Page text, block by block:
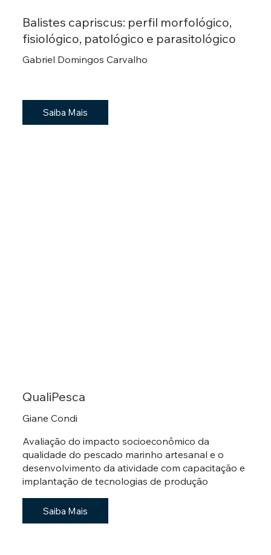
Balistes capriscus: perfil morfológico,
fisiológico, patológico e parasitológico
Gabriel Domingos Carvalho
Saiba Mais
QualiPesca
Giane Condi
Saiba Mais
Avaliação do impacto socioeconômico da
qualidade do pescado marinho artesanal e o
desenvolvimento da atividade com capacitação e
implantação de tecnologias de produção